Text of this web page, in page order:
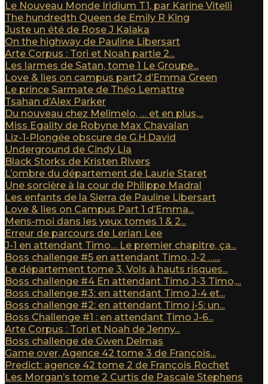
Le Nouveau Monde Iridium T1, par Karine Vitelli
The hundredth Queen de Emily R King
Juste un été de Rose J Kalaka
On the highway de Pauline Libersart
Arte Corpus : Tori et Noah partie 2...
Les larmes de Satan, tome 1 Le Groupe...
Love & lies on campus part2 d’Emma Green
Le prince Sarmate de Théo Lemattre
Tsahan d’Alex Parker
Du nouveau chez Melimelo, … et en plus,...
Miss Egality de Robyne Max Chavalan
Liz-1-Plongée obscure de G.H.David
Underground de Cindy Lia
Black Storks de Kristen Rivers
L’ombre du département de Laurie Staret
Une sorcière à la cour de Philippe Madral
Les enfants de la Sierra de Pauline Libersart
Love & lies on Campus Part 1 d’Emma...
Mens-moi dans les yeux tomes 1 & 2...
Erreur de parcours de Lerian Lee
J-1 en attendant Timo… Le premier chapitre, ça...
Boss challenge #5 en attendant Timo, J-2 …...
Le département tome 3, Vols à hauts risques...
Boss challenge #4 En attendant Timo J-3 Timo,...
Boss challenge #3: en attendant Timo J-4 et...
Boss challenge #2: en attendant Timo j-5: un...
Boss Challenge #1 : en attendant Timo J-6...
Arte Corpus : Tori et Noah de Jenny...
Boss challenge de Gwen Delmas
Game over, Agence 42 tome 3 de François...
Predict: agence 42 tome 2 de François Rochet
Les Morgan’s tome 2 Curtis de Pascale Stephens